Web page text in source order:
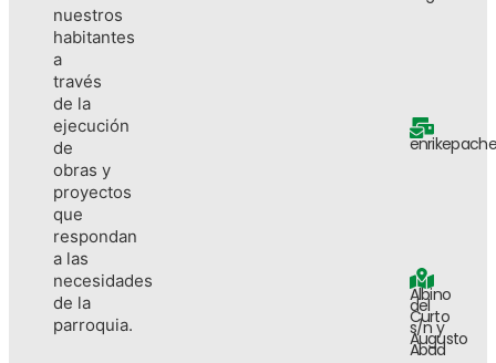
nuestros
habitantes
a
través
de la
ejecución
de
obras y
proyectos
que
respondan
a las
necesidades
de la
parroquia.
Albino
del
Curto
s/n y
Augusto
Abad